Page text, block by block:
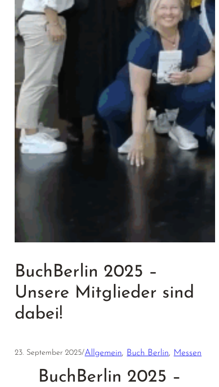
BuchBerlin 2025 –
Unsere Mitglieder sind
dabei!
23. September 2025/Allgemein, Buch Berlin, Messen
BuchBerlin 2025 –